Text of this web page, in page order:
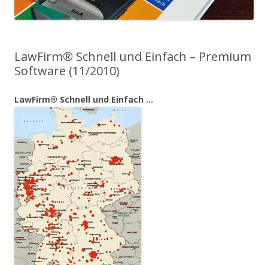
LawFirm® Schnell und Einfach – Premium
Software (11/2010)
LawFirm® Schnell und Einfach …